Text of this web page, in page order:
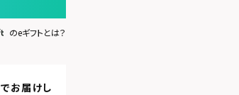
のeギフトとは？
でお届けし